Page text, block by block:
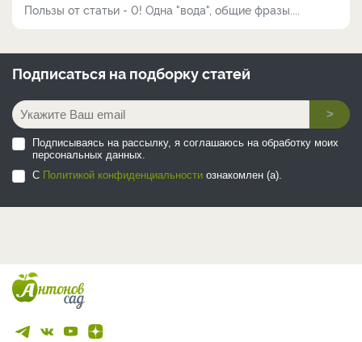
Пользы от статьи - 0! Одна "вода", общие фразы....
Подписаться на подборку статей
>
Подписываясь на рассылку, я соглашаюсь на обработку моих
персональных данных.
С Политикой конфиденциальности ознакомлен (а).